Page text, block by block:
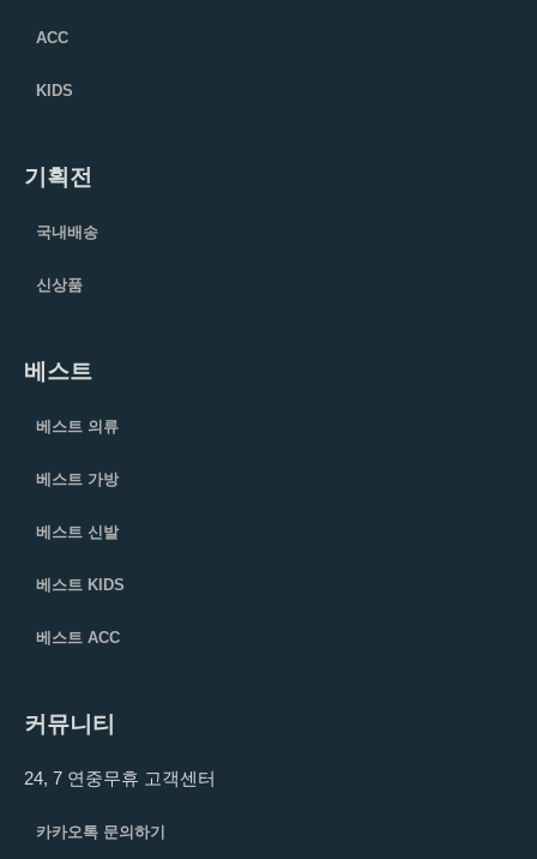
ACC
KIDS
기획전
국내배송
신상품
베스트
베스트 의류
베스트 가방
베스트 신발
베스트 KIDS
베스트 ACC
커뮤니티
24, 7 연중무휴 고객센터
카카오톡 문의하기